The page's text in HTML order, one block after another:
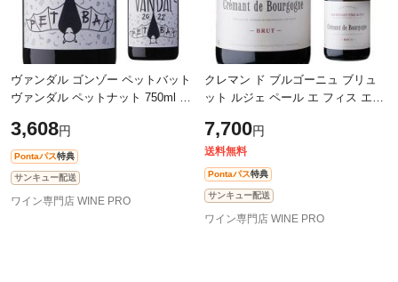
ヴァンダル ゴンゾー ペットバット
ヴァンダル ペットナット 750ml ニ
辛口 浜運
3,608円
Pontaパス特典
サンキュー配送
ワイン専門店 WINE PRO
クレマン ド ブルゴーニュ ブリュ
ット ルジェ ペール エ フィス エマ
ブルゴーニュ 白泡 虎姫
7,700円
送料無料
Pontaパス特典
サンキュー配送
ワイン専門店 WINE PRO